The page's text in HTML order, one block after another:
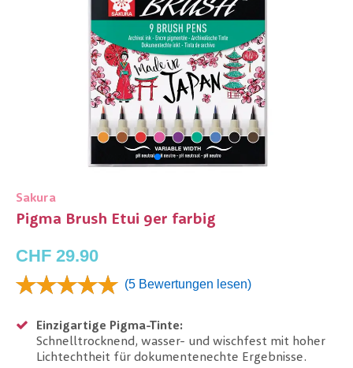
Sakura
Pigma Brush Etui 9er farbig
CHF 29.90
(5 Bewertungen lesen)
Einzigartige Pigma-Tinte:
Schnelltrocknend, wasser- und wischfest mit hoher
Lichtechtheit für dokumentenechte Ergebnisse.